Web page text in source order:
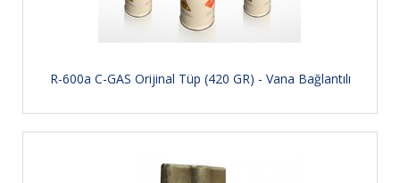
R-600a C-GAS Orijinal Tüp (420 GR) - Vana Bağlantılı